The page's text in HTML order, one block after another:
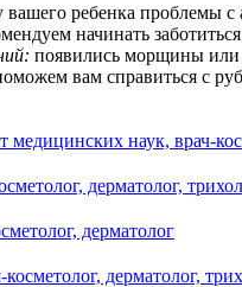
вашего ребенка проблемы
начинать
появились морщины или
вам справиться с
медицинских наук, врач-
дерматолог,
дерматолог
косметолог, дерматолог,